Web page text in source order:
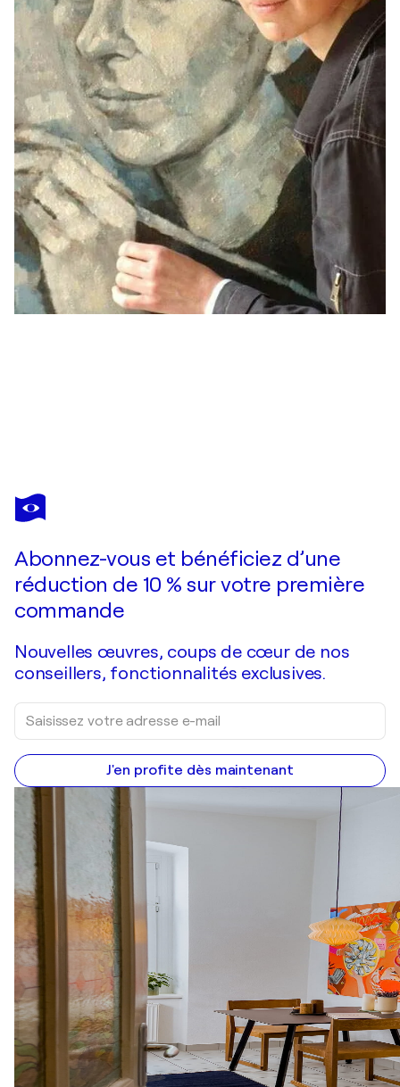
CAROLIN BEYER
Bildnis Christian Beintker
Abonnez-vous et bénéficiez d’une
réduction de 10 % sur votre première
commande
Nouvelles œuvres, coups de cœur de nos
conseillers, fonctionnalités exclusives.
J'en profite dès maintenant